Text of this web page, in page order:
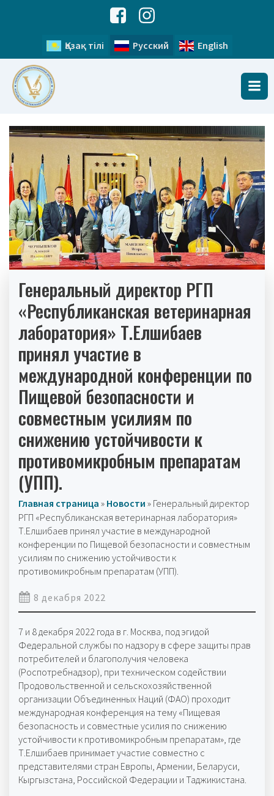
Қазақ тілі Русский English
Генеральный директор РГП
«Республиканская ветеринарная
лаборатория» Т.Елшибаев
принял участие в
международной конференции по
Пищевой безопасности и
совместным усилиям по
снижению устойчивости к
противомикробным препаратам
(УПП).
Главная страница » Новости » Генеральный директор
РГП «Республиканская ветеринарная лаборатория»
Т.Елшибаев принял участие в международной
конференции по Пищевой безопасности и совместным
усилиям по снижению устойчивости к
противомикробным препаратам (УПП).
8 декабря 2022
7 и 8 декабря 2022 года в г. Москва, под эгидой
Федеральной службы по надзору в сфере защиты прав
потребителей и благополучия человека
(Роспотребнадзор), при техническом содействии
Продовольственной и сельскохозяйственной
организации Объединенных Наций (ФАО) проходит
международная конференция на тему «Пищевая
безопасность и совместные усилия по снижению
устойчивости к противомикробным препаратам», где
Т.Елшибаев принимает участие совместно с
представителями стран Европы, Армении, Беларуси,
Кыргызстана, Российской Федерации и Таджикистана.